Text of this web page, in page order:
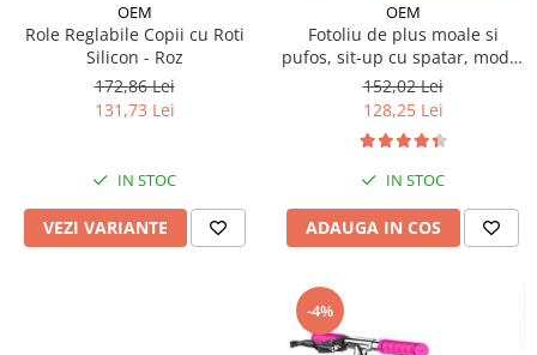
OEM
Role Reglabile Copii cu Roti
Silicon - Roz
172,86 Lei
131,73 Lei
IN STOC
VEZI VARIANTE
OEM
Fotoliu de plus moale si
pufos, sit-up cu spatar, model
animalute
152,02 Lei
128,25 Lei
IN STOC
ADAUGA IN COS
-4%